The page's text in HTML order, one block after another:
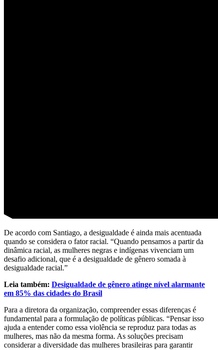
De acordo com Santiago, a desigualdade é ainda mais acentuada
quando se considera o fator racial. “Quando pensamos a partir da
dinâmica racial, as mulheres negras e indígenas vivenciam um
desafio adicional, que é a desigualdade de gênero somada à
desigualdade racial.”
Leia também: Desigualdade de gênero atinge nível alarmante
em 85% das cidades do Brasil
Para a diretora da organização, compreender essas diferenças é
fundamental para a formulação de políticas públicas. “Pensar isso
ajuda a entender como essa violência se reproduz para todas as
mulheres, mas não da mesma forma. As soluções precisam
considerar a diversidade das mulheres brasileiras para garantir